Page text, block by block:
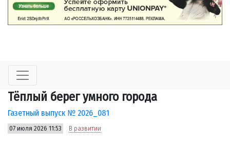
Тёплый берег умного города
Газетный выпуск № 2026_081
07 июля 2026 11:53 В развитии